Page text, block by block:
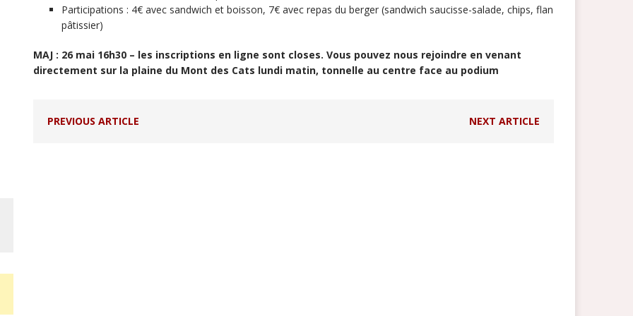
Participations : 4€ avec sandwich et boisson, 7€ avec repas du berger (sandwich saucisse-salade, chips, flan
pâtissier)
MAJ : 26 mai 16h30 – les inscriptions en ligne sont closes. Vous pouvez nous rejoindre en venant
directement sur la plaine du Mont des Cats lundi matin, tonnelle au centre face au podium
PREVIOUS ARTICLE NEXT ARTICLE